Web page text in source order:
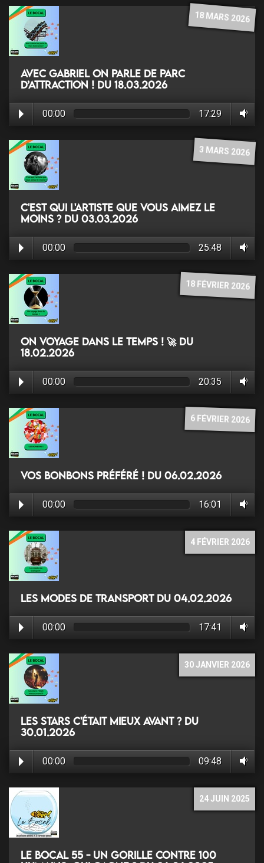
18 MARS 2026
Avec Gabriel on parle de Parc
d’attraction ! du 18.03.2026
00:00 17:29
3 MARS 2026
C'est qui l'artiste que vous aimez le
moins ? du 03.03.2026
00:00 25:48
18 FÉVRIER 2026
On voyage dans le temps ! 🚀 du
18.02.2026
00:00 20:35
6 FÉVRIER 2026
Vos bonbons préféré ! du 06.02.2026
00:00 16:01
4 FÉVRIER 2026
Les modes de transport du 04.02.2026
00:00 17:41
30 JANVIER 2026
Les stars c'était mieux avant ? du
30.01.2026
00:00 09:48
24 JUIN 2025
Le Bocal 55 - Un gorille contre 100